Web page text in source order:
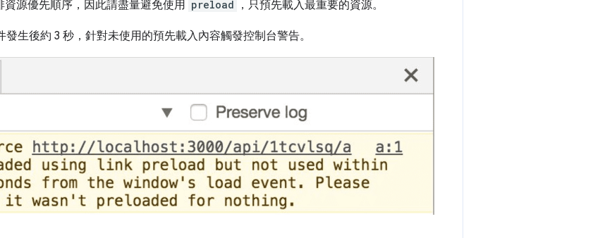
源優先順序，因此請盡量避免使用 preload ，只預先載入最重要的資源。
發生後約 3 秒，針對未使用的預先載入內容觸發控制台警告。